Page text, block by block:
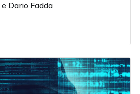
e Dario Fadda